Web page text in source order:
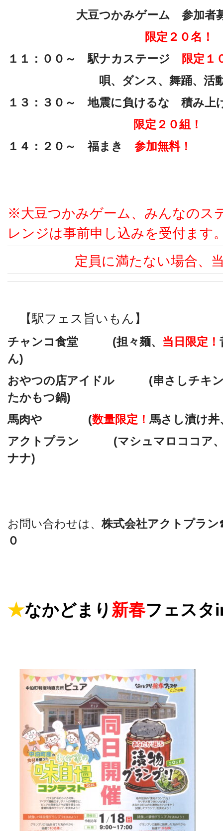
大豆つかみゲーム 参加者
限定２０名！
１１：００～ 駅ナカステージ
限定１
唄、ダンス、舞踊、活動
１３：３０～ 地震に負けるな 積み上
限定２０組！
１４：２０～ 福まき 参加無料！
※大豆つかみゲーム、みんなのス
レンジは事前申し込みを受付ます
定員に満たない場合、当
【駅フェス旨いもん】
チャンコ食堂 (担々麺、 当日限定！
ん)
おやつの店アイドル (串さしチキン
たかもつ鍋)
馬肉や (数量限定！ 馬さし漬け
アクトプラン (マシュマロココア、
ナナ)
お問い合わせは、 株式会社アクトプラ
０
★なかどまり 新春フェスタ